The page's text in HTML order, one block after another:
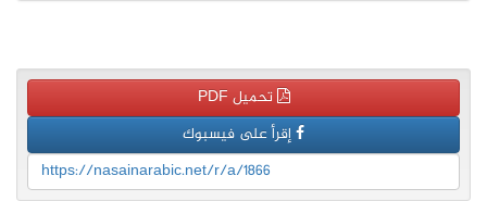
تحميل PDF
إقرأ على فيسبوك
https://nasainarabic.net/r/a/1866